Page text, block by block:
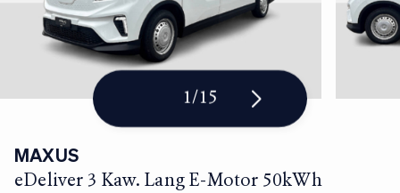
1/ 15
MAXUS
eDeliver 3 Kaw. Lang E-Motor 50kWh